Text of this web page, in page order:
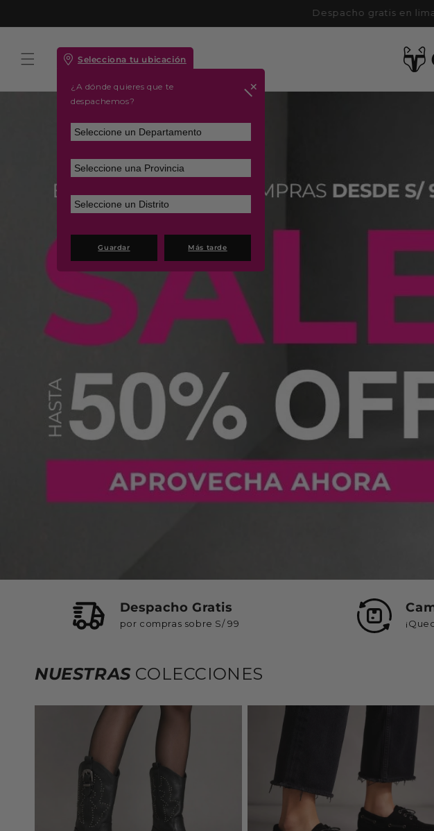
al contenido
Despacho express en 24 horas
Selecciona tu ubicación
¿A dónde quieres que te
despachemos?
+
Guardar Más tarde
Despacho Gratis
por compras sobre S/ 99
NUESTRASCOLECCIONES